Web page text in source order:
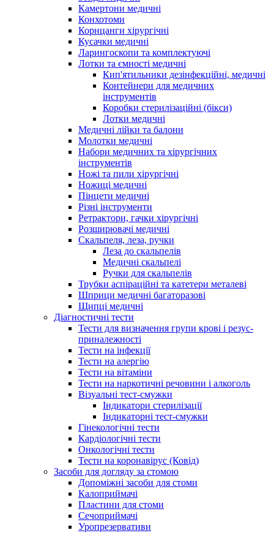
Камертони медичні
Конхотоми
Корнцанги хірургічні
Кусачки медичні
Ларингоскопи та комплектуючі
Лотки та ємності медичні
Кип'ятильники дезінфекційні, медичні
Контейнери для медичних
інструментів
Коробки стерилізаційні (бікси)
Лотки медичні
Медичні лійки та балони
Молотки медичні
Набори медичних та хірургічних
інструментів
Ножі та пили хірургічні
Ножиці медичні
Пінцети медичні
Різні інструменти
Ретрактори, гачки хірургічні
Розширювачі медичні
Скальпеля, леза, ручки
Леза до скальпелів
Медичні скальпелі
Ручки для скальпелів
Трубки аспіраційні та катетери металеві
Шприци медичні багаторазові
Щипці медичні
Діагностичні тести
Тести для визначення групи крові і резус-
приналежності
Тести на інфекції
Тести на алергію
Тести на вітаміни
Тести на наркотичні речовини і алкоголь
Візуальні тест-смужки
Індикатори стерилізації
Індикаторні тест-смужки
Гінекологічні тести
Кардіологічні тести
Онкологічні тести
Тести на коронавірус (Ковід)
Засоби для догляду за стомою
Допоміжні засоби для стоми
Калоприймачі
Пластини для стоми
Сечоприймачі
Уропрезервативи